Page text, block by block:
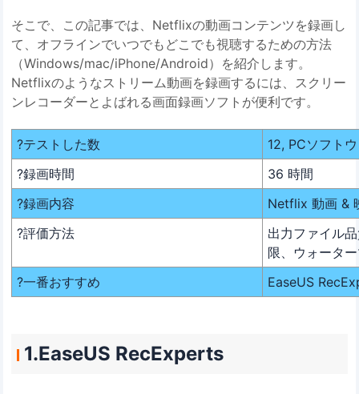
そこで、この記事では、Netflixの動画コンテンツを録画し
て、オフラインでいつでもどこでも視聴するための方法
（Windows/mac/iPhone/Android）を紹介します。
Netflixのようなストリーム動画を録画するには、スクリー
ンレコーダーとよばれる画面録画ソフトが便利です。
?テストした数
12, PCソフト
?録画時間
36 時間
?録画内容
Netflix 動画 &
?評価方法
出力ファイル
限、ウォータ
?一番おすすめ
EaseUS
1.EaseUS RecExperts